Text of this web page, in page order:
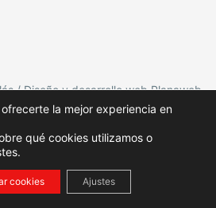
/ Diseño y desarrollo web Planaweb
y política de privacidad
la mejor experiencia en
qué cookies utilizamos o
cookies Ajustes